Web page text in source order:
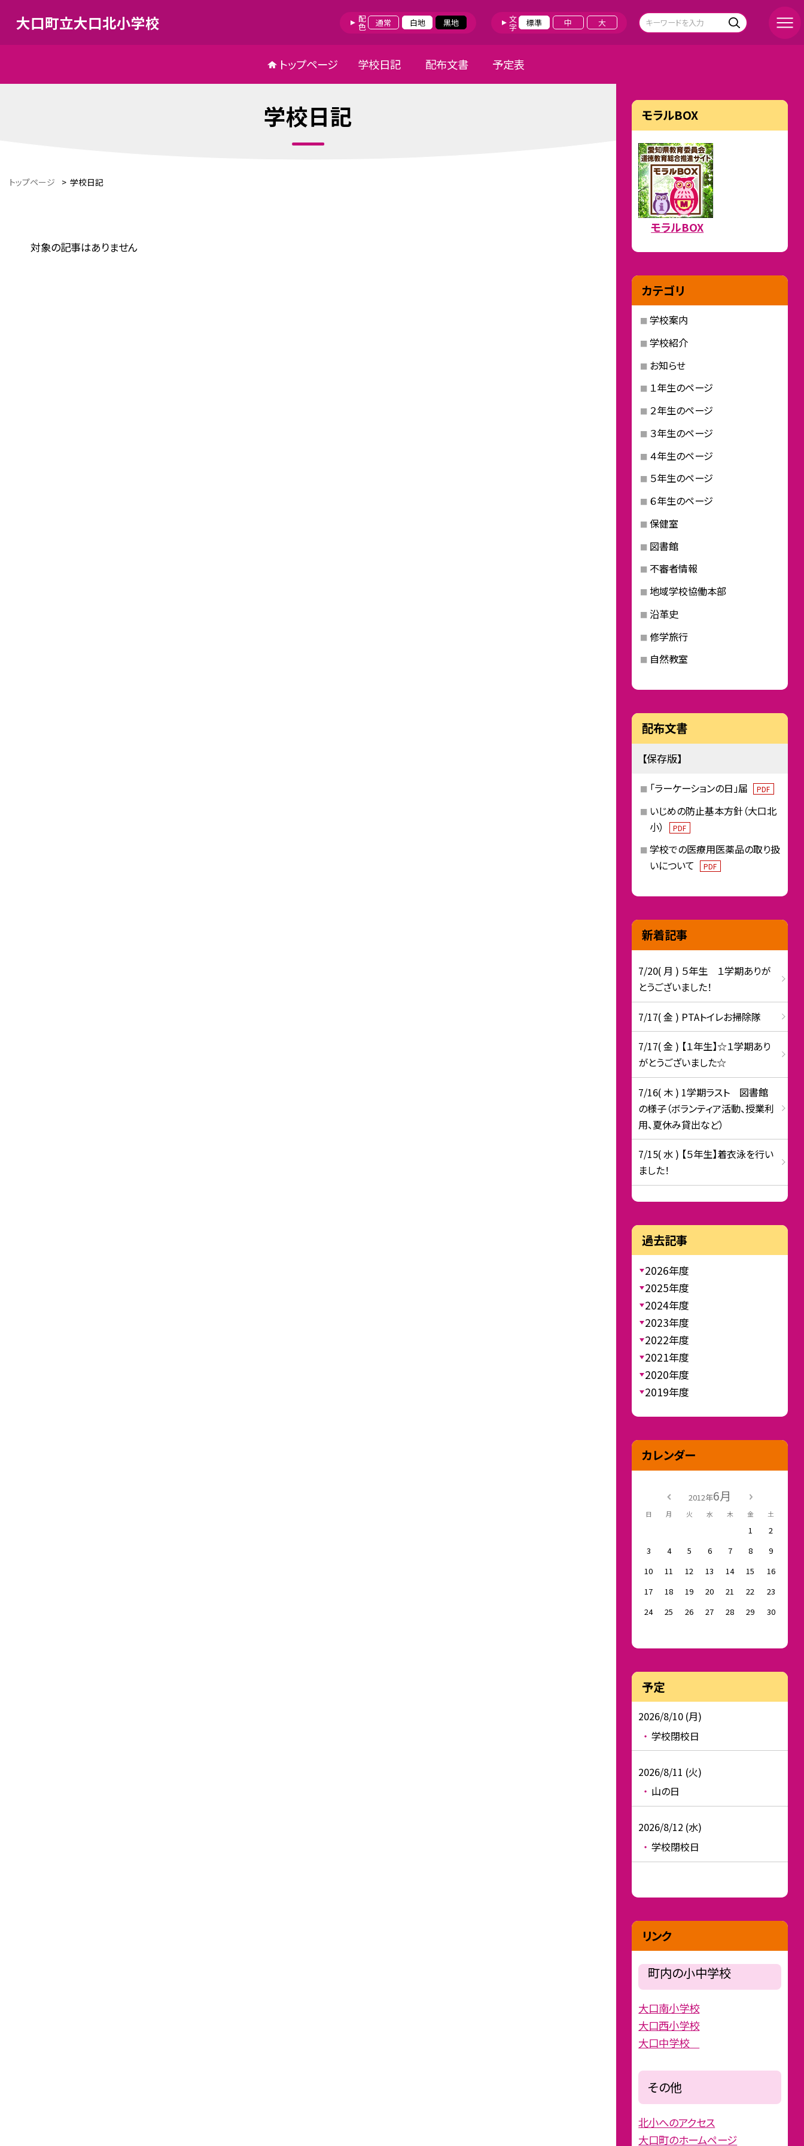
大口町立大口北小学校 配色 通常 白地 黒地 文字 標準 中 大
トップページ 学校日記 配布文書 予定表
学校日記
トップページ > 学校日記
対象の記事はありません
モラルBOX
モラルBOX
カテゴリ
学校案内
学校紹介
お知らせ
１年生のページ
２年生のページ
３年生のページ
４年生のページ
５年生のページ
６年生のページ
保健室
図書館
不審者情報
地域学校協働本部
沿革史
修学旅行
自然教室
配布文書
【保存版】
「ラーケーションの日」届 PDF
いじめの防止基本方針（大口北
小）
PDF
学校での医療用医薬品の取り扱
いについて
PDF
新着記事
7/20( 月 ) ５年生 １学期ありが
とうございました！
7/17( 金 ) PTAトイレお掃除隊
7/17( 金 ) 【１年生】☆１学期あり
がとうございました☆
7/16( 木 ) 1学期ラスト 図書館
の様子（ボランティア活動、授業利
用、夏休み貸出など）
7/15( 水 ) 【５年生】着衣泳を行い
ました！
過去記事
2026年度
2025年度
2024年度
2023年度
2022年度
2021年度
2020年度
2019年度
カレンダー
2012年6月
日 月 火 水 木 金 土
1
2
3
4 5 6 7 8
9
10
11 12 13 14 15
16
17
18 19 20 21 22
23
24
25 26 27 28 29 30
予定
2026/8/10 (月)
学校閉校日
2026/8/11 (火)
山の日
2026/8/12 (水)
学校閉校日
リンク
町内の小中学校
大口南小学校
大口西小学校
大口中学校
その他
北小へのアクセス
大口町のホームページ